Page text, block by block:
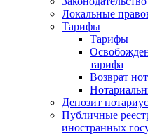
Локальные
Тарифы
Тарифы
тарифа
Возврат
Депозит
Публичные
иностранных